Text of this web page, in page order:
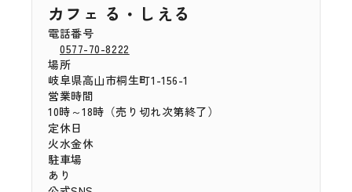
カフェ る・しえる
電話番号
0577-70-8222
場所
岐阜県高山市桐生町1-156-1
営業時間
10時～18時（売り切れ次第終了）
定休日
火水金休
駐車場
あり